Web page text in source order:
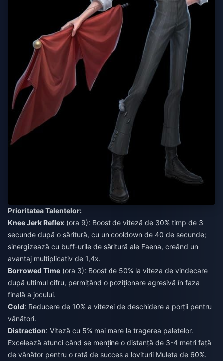
Prioritatea Talentelor:
Knee Jerk Reflex (ora 9): Boost de viteză de 30% timp de 3
secunde după o săritură, cu un cooldown de 40 de secunde;
sinergizează cu buff-urile de săritură ale Faena, creând un
avantaj multiplicativ de 1,4x.
Borrowed Time (ora 3): Boost de 50% la viteza de vindecare
după ultimul cifru, permițând o poziționare agresivă în faza
finală a jocului.
Cold: Reducere de 10% a vitezei de deschidere a porții pentru
vânători.
Distraction: Viteză cu 5% mai mare la tragerea paletelor.
Excelează atunci când se menține o distanță de 3-4 metri față
de vânător pentru o rată de succes a loviturii Muleta de 60%.